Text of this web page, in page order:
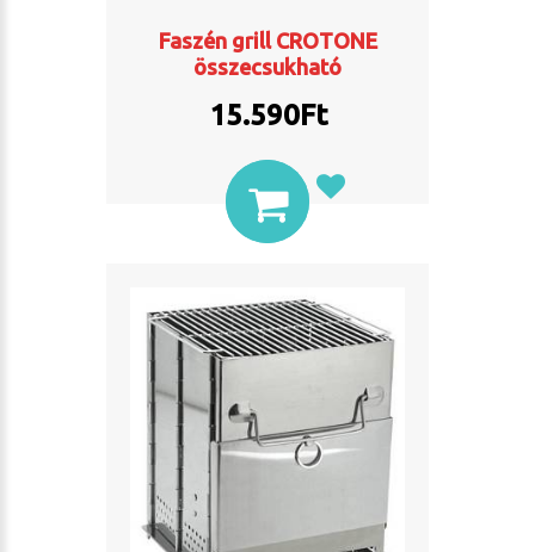
Faszén grill CROTONE
összecsukható
15.590Ft